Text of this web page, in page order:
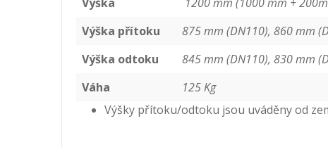
Výška přítoku
875 mm (DN110), 860 mm
Výška odtoku
845 mm (DN110), 830 mm
Váha
125 Kg
Výšky přítoku/odtoku jsou uváděny od